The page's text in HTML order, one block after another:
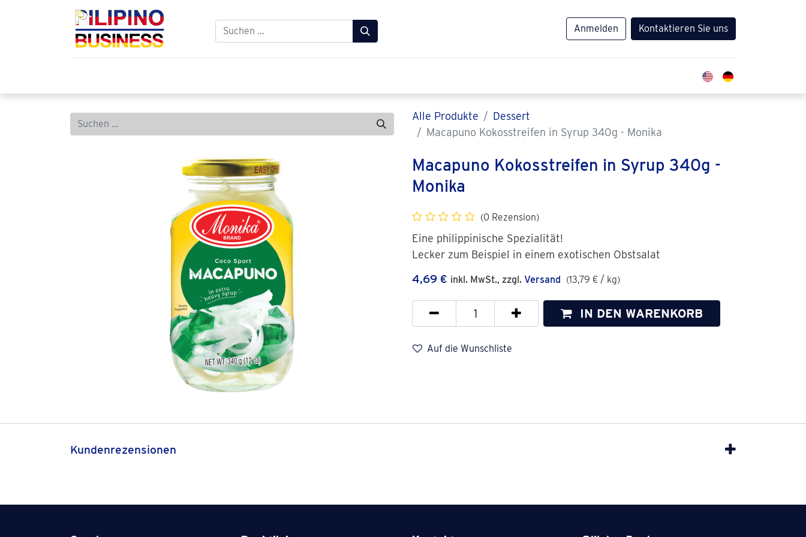
Anmelden Kontaktieren Sie uns
Alle Produkte
Dessert
Macapuno Kokosstreifen in Syrup 340g - Monika
Macapuno Kokosstreifen in Syrup 340g -
Monika
(0 Rezension)
Eine philippinische Spezialität!
Lecker zum Beispiel in einem exotischen Obstsalat
4,69 € inkl. MwSt., zzgl. Versand (13,79 € / kg)
IN DEN WARENKORB
Auf die Wunschliste
Kundenrezensionen